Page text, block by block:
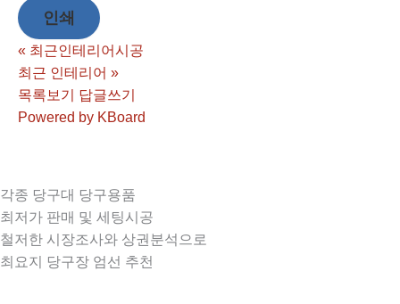
인쇄
« 최근인테리어시공
최근 인테리어 »
목록보기
답글쓰기
Powered by KBoard
각종 당구대 당구용품
최저가 판매 및 세팅시공
철저한 시장조사와 상권분석으로
최요지 당구장 엄선 추천